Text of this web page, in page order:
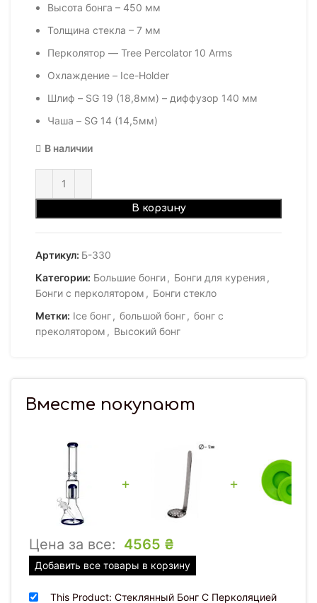
Высота бонга – 450 мм
Толщина стекла – 7 мм
Перколятор — Tree Percolator 10 Arms
Охлаждение – Ice-Holder
Шлиф – SG 19 (18,8мм) – диффузор 140 мм
Чаша – SG 14 (14,5мм)
В наличии
В корзину
Артикул: Б-330
Категории: Большие бонги, Бонги для курения ,
Бонги с перколятором , Бонги стекло
Метки: Ice бонг, большой бонг, бонг с
преколятором , Высокий бонг
Вместе покупают
+ +
Цена за все: 4565 ₴
Добавить все товары в корзину
This Product: Стеклянный Бонг С Перколяцией